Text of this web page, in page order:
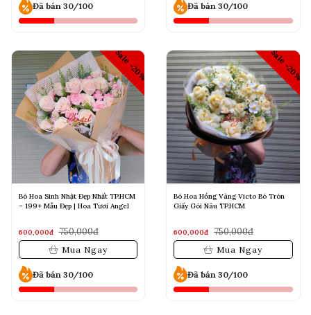
Đã bán 30/100 Đã bán 30/100
Sale -20%
Bó Hoa Sinh Nhật Đẹp Nhất TP.HCM
– 199+ Mẫu Đẹp | Hoa Tươi Angel
600,000đ 750,000đ
Mua Ngay
Đã bán 30/100
Sale -20%
Bó Hoa Hồng Vàng Victo Bó Tròn
Giấy Gói Nâu TP.HCM
600,000đ 750,000đ
Mua Ngay
Đã bán 30/100